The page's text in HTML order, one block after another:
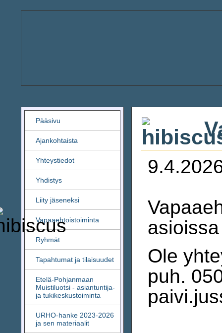
Pääsivu
Ajankohtaista
Yhteystiedot
Yhdistys
Liity jäseneksi
Vapaaehtoistoiminta
Ryhmät
Tapahtumat ja tilaisuudet
Etelä-Pohjanmaan
Muistiluotsi - asiantuntija-
ja tukikeskustoiminta
URHO-hanke 2023-2026
ja sen materiaalit
asioissa
Ole
puh.